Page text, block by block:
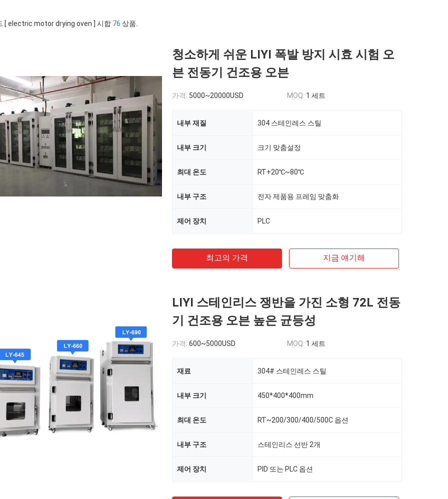
[ electric motor drying oven ] 시합 76 상품.
청소하게 쉬운 LIYI 폭발 방지 시효 시험 오
븐 전동기 건조용 오븐
가격: 5000~20000USD MOQ: 1 세트
내부 재질 304 스테인레스 스틸
내부 크기 크기 맞춤설정
최대 온도 RT+20℃~80℃
내부 구조 전자 제품용 프레임 맞춤화
제어 장치 PLC
최고의 가격 지금 얘기해
LIYI 스테인리스 쟁반을 가진 소형 72L 전동
기 건조용 오븐 높은 균등성
가격: 600~5000USD MOQ: 1 세트
재료 304# 스테인레스 스틸
내부 크기 450*400*400mm
최대 온도 RT~200/300/400/500C 옵션
내부 구조 스테인리스 선반 2개
제어 장치 PID 또는 PLC 옵션